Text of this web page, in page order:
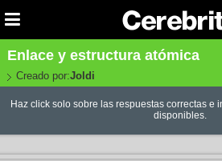
Enlace y estructura atómica
Creado por:Joldi
Haz click solo sobre las respuestas correctas e
disponibles.